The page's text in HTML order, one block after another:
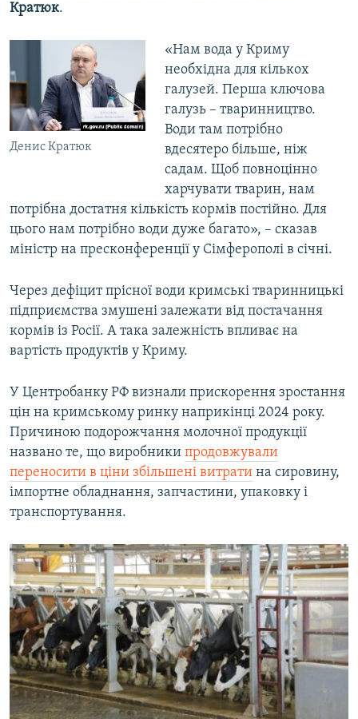
Кратюк.
Денис Кратюк
«Нам вода у Криму
необхідна для кількох
галузей. Перша ключова
галузь – тваринництво.
Води там потрібно
вдесятеро більше, ніж
садам. Щоб повноцінно
харчувати тварин, нам
потрібна достатня кількість кормів постійно. Для
цього нам потрібно води дуже багато», – сказав
міністр на пресконференції у Сімферополі в січні.
Через дефіцит прісної води кримські тваринницькі
підприємства змушені залежати від постачання
кормів із Росії. А така залежність впливає на
вартість продуктів у Криму.
У Центробанку РФ визнали прискорення зростання
цін на кримському ринку наприкінці 2024 року.
Причиною подорожчання молочної продукції
названо те, що виробники продовжували
переносити в ціни збільшені витрати на сировину,
імпортне обладнання, запчастини, упаковку і
транспортування.